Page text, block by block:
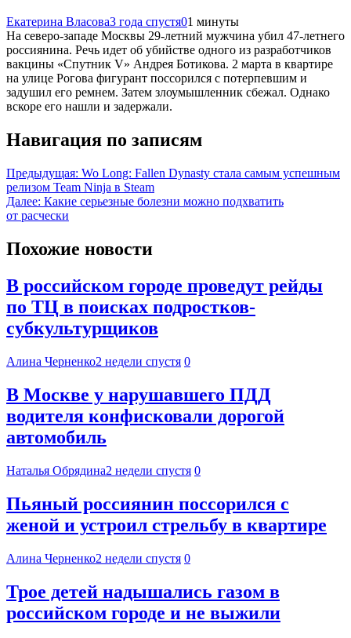
Екатерина Власова3 года спустя01 минуты
На северо-западе Москвы 29-летний мужчина убил 47-летнего
россиянина. Речь идет об убийстве одного из разработчиков
вакцины «Спутник V» Андрея Ботикова. 2 марта в квартире
на улице Рогова фигурант поссорился с потерпевшим и
задушил его ремнем. Затем злоумышленник сбежал. Однако
вскоре его нашли и задержали.
Навигация по записям
Предыдущая: Wo Long: Fallen Dynasty стала самым успешным
релизом Team Ninja в Steam
Далее: Какие серьезные болезни можно подхватить
от расчески
Похожие новости
В российском городе проведут рейды
по ТЦ в поисках подростков-
субкультурщиков
Алина Черненко2 недели спустя 0
В Москве у нарушавшего ПДД
водителя конфисковали дорогой
автомобиль
Наталья Обрядина2 недели спустя 0
Пьяный россиянин поссорился с
женой и устроил стрельбу в квартире
Алина Черненко2 недели спустя 0
Трое детей надышались газом в
российском городе и не выжили